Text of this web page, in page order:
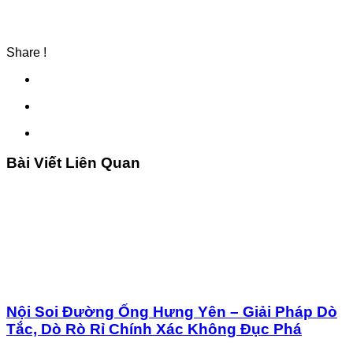
Share !
Bài Viết Liên Quan
Nội Soi Đường Ống Hưng Yên – Giải Pháp Dò
Tắc, Dò Rò Rỉ Chính Xác Không Đục Phá